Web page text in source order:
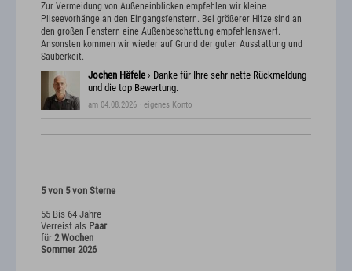
Zur Vermeidung von Außeneinblicken empfehlen wir kleine
Pliseevorhänge an den Eingangsfenstern. Bei größerer Hitze sind an
den großen Fenstern eine Außenbeschattung empfehlenswert.
Ansonsten kommen wir wieder auf Grund der guten Ausstattung und
Sauberkeit.
Jochen Häfele › Danke für Ihre sehr nette Rückmeldung
und die top Bewertung.
am 04.08.2026 · eigenes Konto
5 von 5 von Sterne
55 Bis 64 Jahre
Verreist als Paar
für 2 Wochen
Sommer 2026